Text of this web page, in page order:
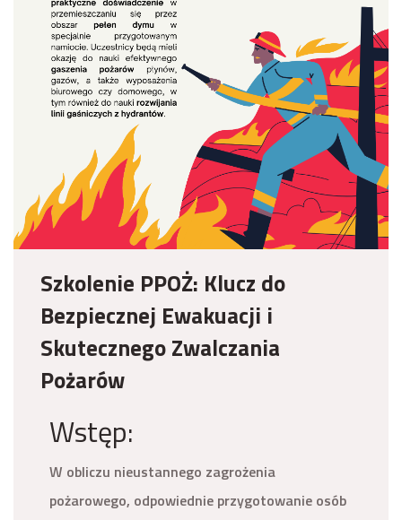
Szkolenie PPOŻ: Klucz do
Bezpiecznej Ewakuacji i
Skutecznego Zwalczania
Pożarów
Wstęp:
W obliczu nieustannego zagrożenia
pożarowego, odpowiednie przygotowanie osób